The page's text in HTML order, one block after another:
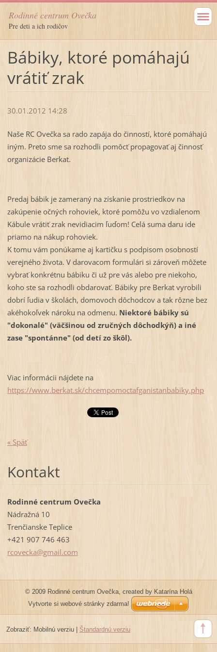
Rodinné centrum Ovečka
Pre deti a ich rodičov
Bábiky, ktoré pomáhajú
vrátiť zrak
30.01.2012 14:28
Naše RC Ovečka sa rado zapája do činností, ktoré pomáhajú
iným. Preto sme sa rozhodli pomôcť propagovať aj činnosť
organizácie Berkat.
Predaj bábik je zameraný na získanie prostriedkov na
zakúpenie očných rohoviek, ktoré pomôžu vo vzdialenom
Kábule vrátiť zrak nevidiacim ľuďom! Celá suma daru ide
priamo na nákup rohoviek.
K tomu vám ponúkame aj kartičku s podpisom osobností
verejného života. V darovacom formulári si zároveň môžete
vybrať konkrétnu bábiku či už pre vás alebo pre niekoho,
koho ste sa rozhodli obdarovať. Bábiky pre Berkat vyrobili
dobrí ľudia v školách, domovoch dôchodcov a tak rôzne bez
akéhokoľvek nároku na odmenu. Niektoré bábiky sú
"dokonalé" (väčšinou od zručných dôchodkýň) a iné
zase "spontánne" (od detí zo škôl).
Viac informácii nájdete na
https://www.berkat.sk/chcempomoctafganistanbabiky.php
« Späť
Kontakt
Rodinné centrum Ovečka
Nádražná 10
Trenčianske Teplice
+421 907 746 463
rcovecka@gmail.com
© 2009 Rodinné centrum Ovečka, created by Katarína Holá
Vytvorte si webové stránky zdarma!
Zobraziť: Mobilnú verziu| Štandardnú verziu